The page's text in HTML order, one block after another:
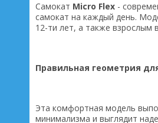
Самокат Micro Flex -
самокат на каждый день.
12-ти лет, а также взрослым
Правильная геометрия
Эта комфортная модель
минимализма и выглядит